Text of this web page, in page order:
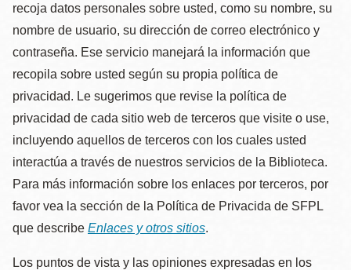
recoja datos personales sobre usted, como su nombre, su
nombre de usuario, su dirección de correo electrónico y
contraseña. Ese servicio manejará la información que
recopila sobre usted según su propia política de
privacidad. Le sugerimos que revise la política de
privacidad de cada sitio web de terceros que visite o use,
incluyendo aquellos de terceros con los cuales usted
interactúa a través de nuestros servicios de la Biblioteca.
Para más información sobre los enlaces por terceros, por
favor vea la sección de la Política de Privacida de SFPL
que describe Enlaces y otros sitios.
Los puntos de vista y las opiniones expresadas en los